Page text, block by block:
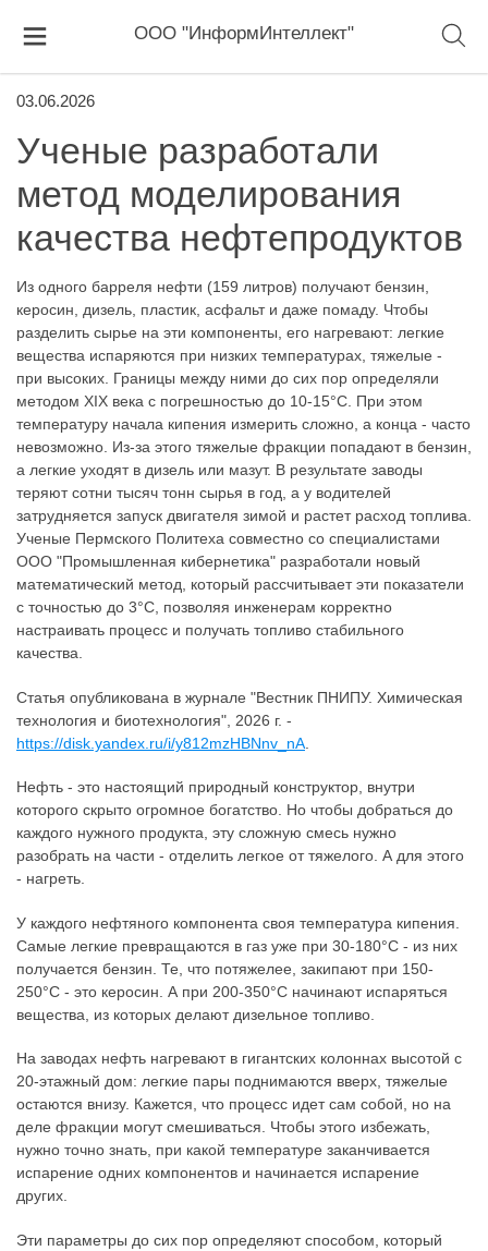
ООО "ИнформИнтеллект"
03.06.2026
Ученые разработали
метод моделирования
качества нефтепродуктов
Из одного барреля нефти (159 литров) получают бензин,
керосин, дизель, пластик, асфальт и даже помаду. Чтобы
разделить сырье на эти компоненты, его нагревают: легкие
вещества испаряются при низких температурах, тяжелые -
при высоких. Границы между ними до сих пор определяли
методом XIX века с погрешностью до 10-15°C. При этом
температуру начала кипения измерить сложно, а конца - часто
невозможно. Из-за этого тяжелые фракции попадают в бензин,
а легкие уходят в дизель или мазут. В результате заводы
теряют сотни тысяч тонн сырья в год, а у водителей
затрудняется запуск двигателя зимой и растет расход топлива.
Ученые Пермского Политеха совместно со специалистами
ООО "Промышленная кибернетика" разработали новый
математический метод, который рассчитывает эти показатели
с точностью до 3°C, позволяя инженерам корректно
настраивать процесс и получать топливо стабильного
качества.
Статья опубликована в журнале "Вестник ПНИПУ. Химическая
технология и биотехнология", 2026 г. -
https://disk.yandex.ru/i/y812mzHBNnv_nA
Нефть - это настоящий природный конструктор, внутри
которого скрыто огромное богатство. Но чтобы добраться до
каждого нужного продукта, эту сложную смесь нужно
разобрать на части - отделить легкое от тяжелого. А для этого
- нагреть.
У каждого нефтяного компонента своя температура кипения.
Самые легкие превращаются в газ уже при 30-180°C - из них
получается бензин. Те, что потяжелее, закипают при 150-
250°C - это керосин. А при 200-350°C начинают испаряться
вещества, из которых делают дизельное топливо.
На заводах нефть нагревают в гигантских колоннах высотой с
20-этажный дом: легкие пары поднимаются вверх, тяжелые
остаются внизу. Кажется, что процесс идет сам собой, но на
деле фракции могут смешиваться. Чтобы этого избежать,
нужно точно знать, при какой температуре заканчивается
испарение одних компонентов и начинается испарение
других.
Эти параметры до сих пор определяют способом, который